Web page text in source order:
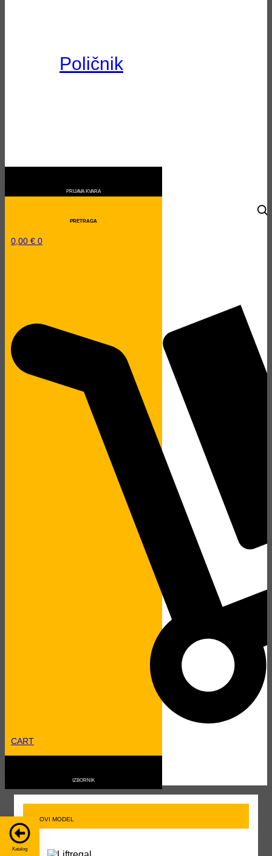
Poličnik
0,00 € 0
CART
NOVI MODEL
Zainteresirani ste za kupnju ili najam ovog modela?